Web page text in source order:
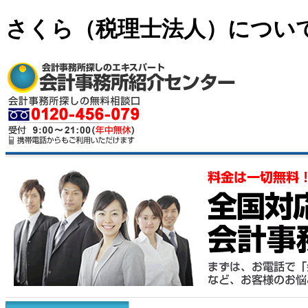
さくら（税理士法人）につい